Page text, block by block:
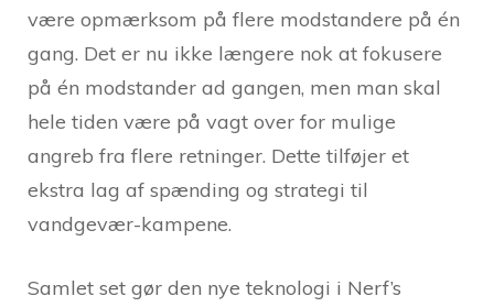
være opmærksom på flere modstandere på én
gang. Det er nu ikke længere nok at fokusere
på én modstander ad gangen, men man skal
hele tiden være på vagt over for mulige
angreb fra flere retninger. Dette tilføjer et
ekstra lag af spænding og strategi til
vandgevær-kampene.
Samlet set gør den nye teknologi i Nerf’s